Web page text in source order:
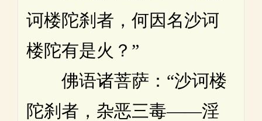
诃楼陀刹者，何因名沙诃
楼陀有是火？”
佛语诸菩萨：“沙诃楼
陀刹者，杂恶三毒——淫